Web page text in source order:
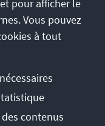
Impressum
pour afficher le
Vous pouvez
à tout
contenus